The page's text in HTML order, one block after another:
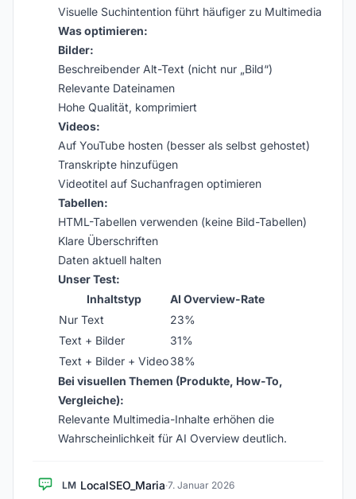
Visuelle Suchintention führt häufiger zu Multimedia
Was optimieren:
Bilder:
Beschreibender Alt-Text (nicht nur „Bild“)
Relevante Dateinamen
Hohe Qualität, komprimiert
Videos:
Auf YouTube hosten (besser als selbst gehostet)
Transkripte hinzufügen
Videotitel auf Suchanfragen optimieren
Tabellen:
HTML-Tabellen verwenden (keine Bild-Tabellen)
Klare Überschriften
Daten aktuell halten
Unser Test:
Inhaltstyp
AI Overview-Rate
Nur Text
23%
Text + Bilder
31%
Text + Bilder + Video38%
Bei visuellen Themen (Produkte, How-To,
Vergleiche):
Relevante Multimedia-Inhalte erhöhen die
Wahrscheinlichkeit für AI Overview deutlich.
LM LocalSEO_Maria·7. Januar 2026